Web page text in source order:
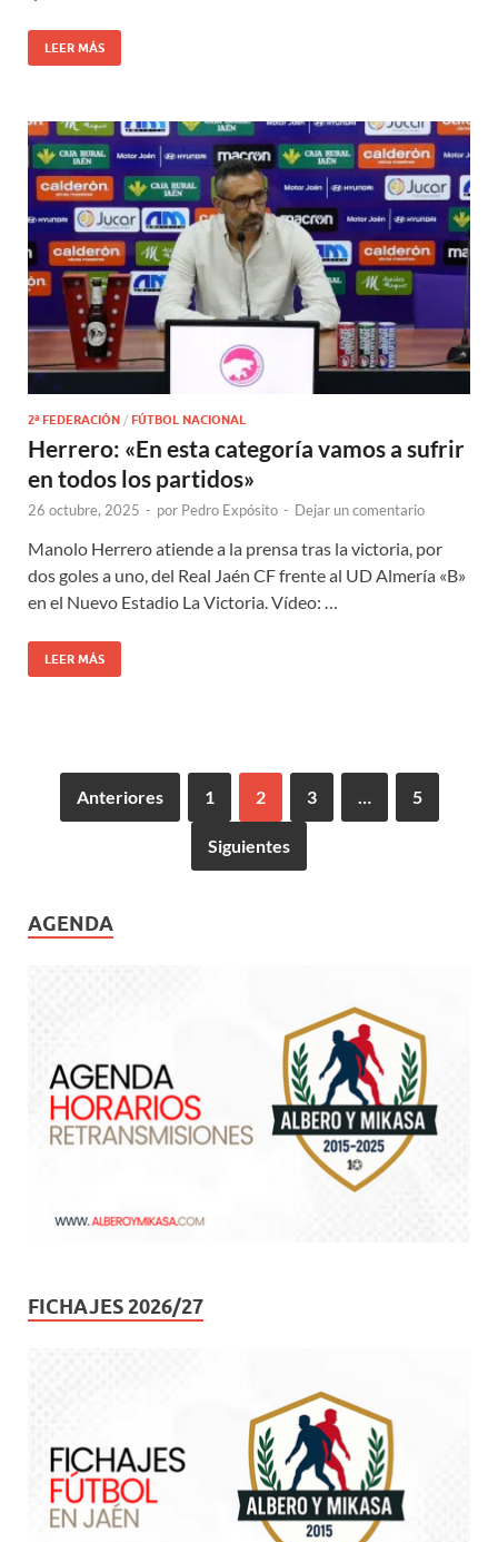
LEER MÁS
2ª FEDERACIÓN / FÚTBOL NACIONAL
Herrero: «En esta categoría vamos a sufrir
en todos los partidos»
26 octubre, 2025 - por Pedro Expósito - Dejar un comentario
Manolo Herrero atiende a la prensa tras la victoria, por
dos goles a uno, del Real Jaén CF frente al UD Almería «B»
en el Nuevo Estadio La Victoria. Vídeo: …
LEER MÁS
Anteriores 1 2 3 … 5
Siguientes
AGENDA
FICHAJES 2026/27